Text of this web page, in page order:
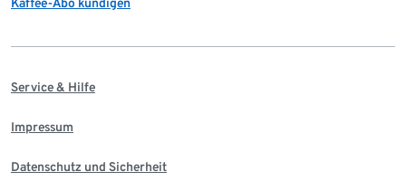
Service & Hilfe
Impressum
Datenschutz und Sicherheit